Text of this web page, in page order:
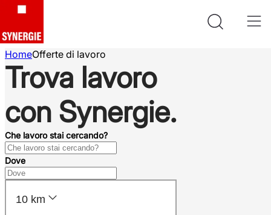
HomeOfferte di lavoro
Trova lavoro
con Synergie.
Che lavoro stai cercando?
Dove
10 km